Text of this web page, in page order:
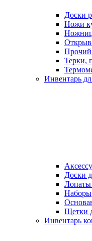
Доски
Ножи
Прочий
Терки,
Инвентарь
Доски
Наборы
Щетки
Инвентарь